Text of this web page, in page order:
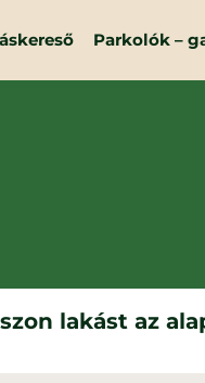
Parkolók –
lakást az